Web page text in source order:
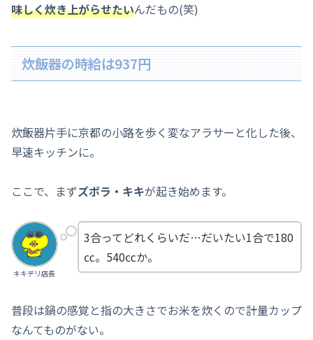
味しく炊き上がらせたいんだもの(笑)
炊飯器の時給は937円
炊飯器片手に京都の小路を歩く変なアラサーと化した後、
早速キッチンに。
ここで、まずズボラ・キキが起き始めます。
キキデリ店長
3合ってどれくらいだ…だいたい1合で180
㏄。540㏄か。
普段は鍋の感覚と指の大きさでお米を炊くので計量カップ
なんてものがない。